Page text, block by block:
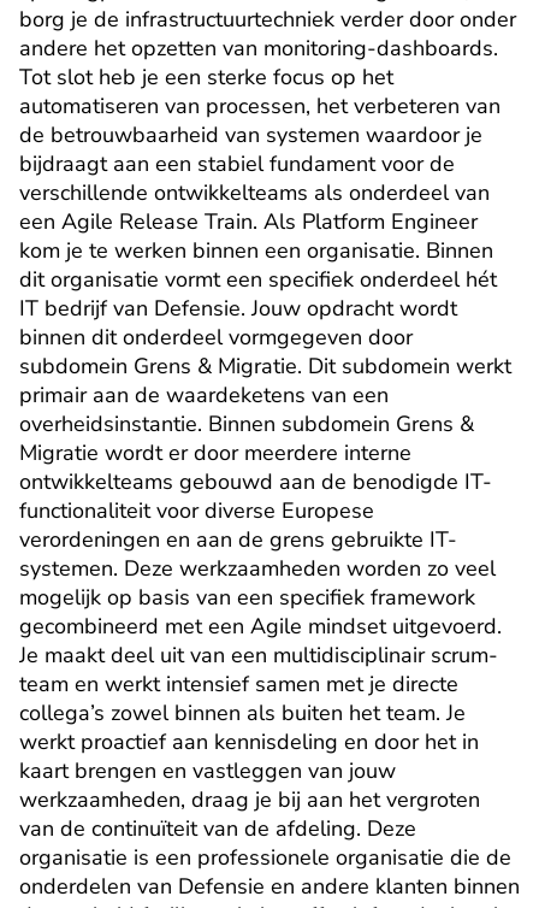
borg je de infrastructuurtechniek verder door onder
andere het opzetten van monitoring-dashboards.
Tot slot heb je een sterke focus op het
automatiseren van processen, het verbeteren van
de betrouwbaarheid van systemen waardoor je
bijdraagt aan een stabiel fundament voor de
verschillende ontwikkelteams als onderdeel van
een Agile Release Train. Als Platform Engineer
kom je te werken binnen een organisatie. Binnen
dit organisatie vormt een specifiek onderdeel hét
IT bedrijf van Defensie. Jouw opdracht wordt
binnen dit onderdeel vormgegeven door
subdomein Grens & Migratie. Dit subdomein werkt
primair aan de waardeketens van een
overheidsinstantie. Binnen subdomein Grens &
Migratie wordt er door meerdere interne
ontwikkelteams gebouwd aan de benodigde IT-
functionaliteit voor diverse Europese
verordeningen en aan de grens gebruikte IT-
systemen. Deze werkzaamheden worden zo veel
mogelijk op basis van een specifiek framework
gecombineerd met een Agile mindset uitgevoerd.
Je maakt deel uit van een multidisciplinair scrum-
team en werkt intensief samen met je directe
collega’s zowel binnen als buiten het team. Je
werkt proactief aan kennisdeling en door het in
kaart brengen en vastleggen van jouw
werkzaamheden, draag je bij aan het vergroten
van de continuïteit van de afdeling. Deze
organisatie is een professionele organisatie die de
onderdelen van Defensie en andere klanten binnen